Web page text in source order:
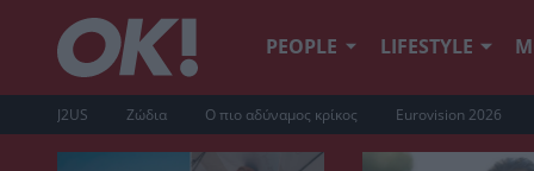
PEOPLE LIFESTYLE
J2US Ζώδια Ο πιο αδύναμος κρίκος Eurovision 2026